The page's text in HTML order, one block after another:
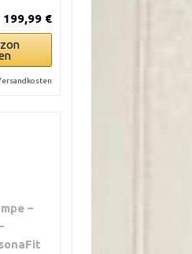
199,99 €
–